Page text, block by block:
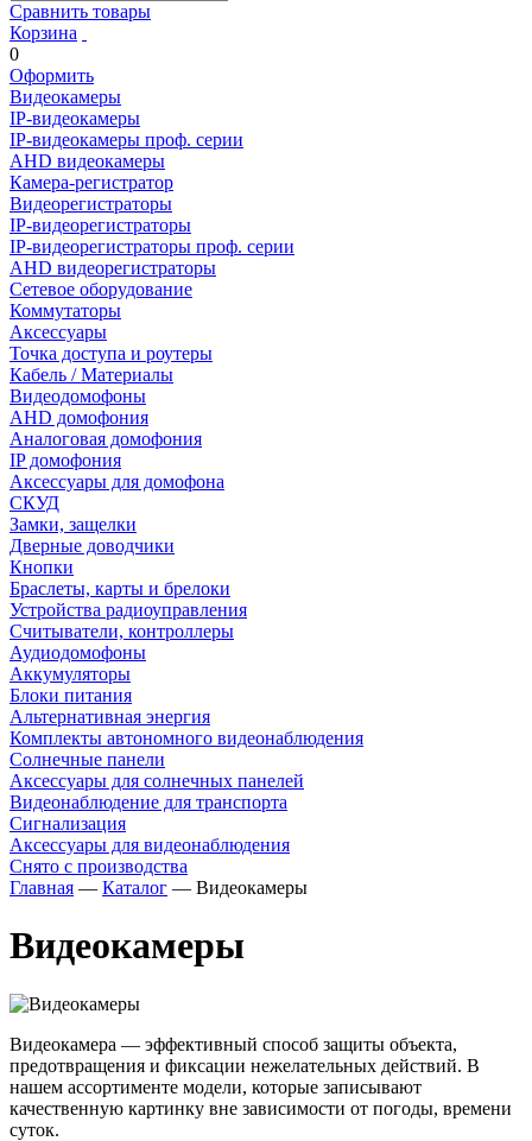
Сравнить товары
Корзина
0
Оформить
Видеокамеры
IP-видеокамеры
IP-видеокамеры проф. серии
AHD видеокамеры
Камера-регистратор
Видеорегистраторы
IP-видеорегистраторы
IP-видеорегистраторы проф. серии
AHD видеорегистраторы
Сетевое оборудование
Коммутаторы
Аксессуары
Точка доступа и роутеры
Кабель / Материалы
Видеодомофоны
AHD домофония
Аналоговая домофония
IP домофония
Аксессуары для домофона
СКУД
Замки, защелки
Дверные доводчики
Кнопки
Браслеты, карты и брелоки
Устройства радиоуправления
Считыватели, контроллеры
Аудиодомофоны
Аккумуляторы
Блоки питания
Альтернативная энергия
Комплекты автономного видеонаблюдения
Солнечные панели
Аксессуары для солнечных панелей
Видеонаблюдение для транспорта
Сигнализация
Аксессуары для видеонаблюдения
Снято с производства
Главная — Каталог — Видеокамеры
Видеокамеры
Видеокамера — эффективный способ защиты объекта,
предотвращения и фиксации нежелательных действий. В
нашем ассортименте модели, которые записывают
качественную картинку вне зависимости от погоды, времени
суток.